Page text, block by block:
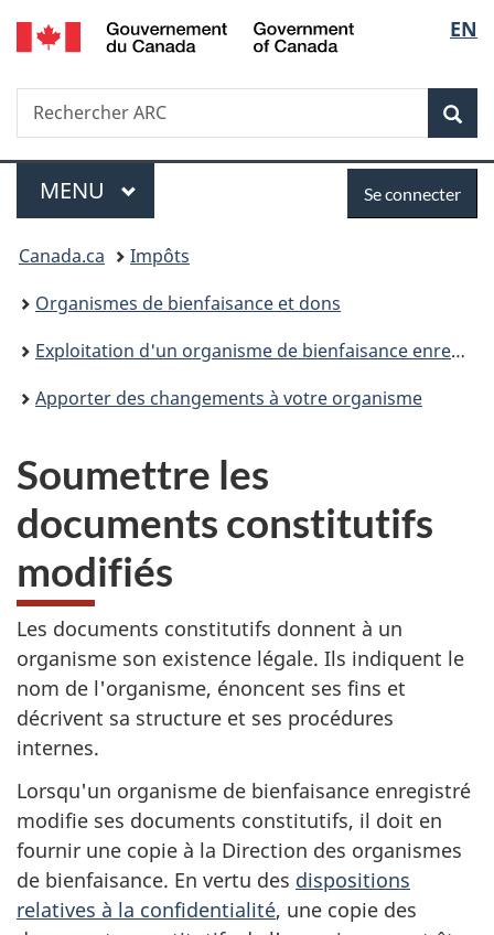
Passer
au
Passer
à
du
Passer
à
simplifiée
de
la
EN
Recherche
Rechercher
ARC
Menu
MENU PRINCIPAL
connecter
Se connecter
Vous
êtes
ici :
Canada.ca
Impôts
Organismes de bienfaisance et dons
Exploitation d'un organisme de bienfaisance enregistré
Apporter des changements à votre organisme
Soumettre les
documents constitutifs
modifiés
Les documents constitutifs donnent à un
organisme son existence légale. Ils indiquent le
nom de l'organisme, énoncent ses fins et
décrivent sa structure et ses procédures
internes.
Lorsqu'un organisme de bienfaisance enregistré
modifie ses documents constitutifs, il doit en
fournir une copie à la Direction des organismes
de bienfaisance. En vertu des dispositions
relatives à la confidentialité, une copie des